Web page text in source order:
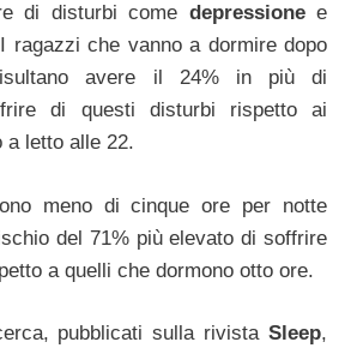
di disturbi come depressionee
ragazzi che vanno a dormire dopo
avere il 24% in più di
di questi disturbi rispetto ai
a letto alle 22.
meno di cinque ore per notte
del 71% più elevato di soffrire
a quelli che dormono otto ore.
pubblicati sulla rivista Sleep,